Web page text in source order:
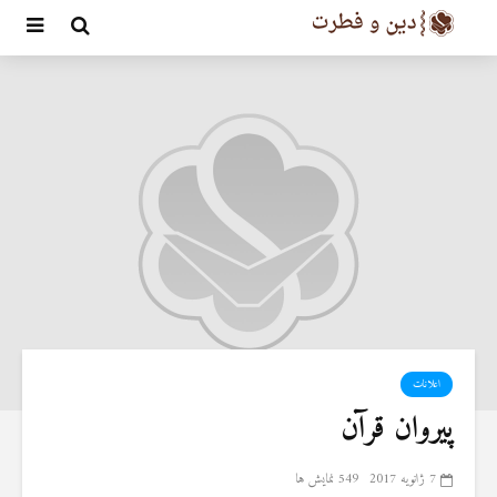
اعلانات
پیروان قرآن
7 ژانویه 2017 549 نمایش ها